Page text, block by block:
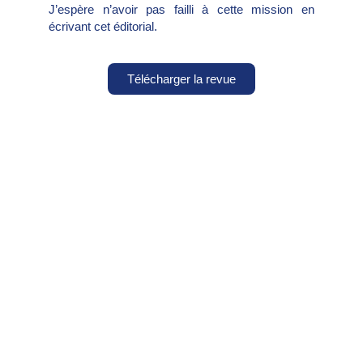
J’espère n’avoir pas failli à cette mission en
écrivant cet éditorial.
Télécharger la revue